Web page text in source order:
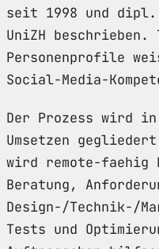
seit 1998 und
UniZH beschrieben.
Personenprofile
Social-Media-
Der Prozess wird
Umsetzen
wird remote-faehig
Beratung,
Design-/Technik-/
Tests und